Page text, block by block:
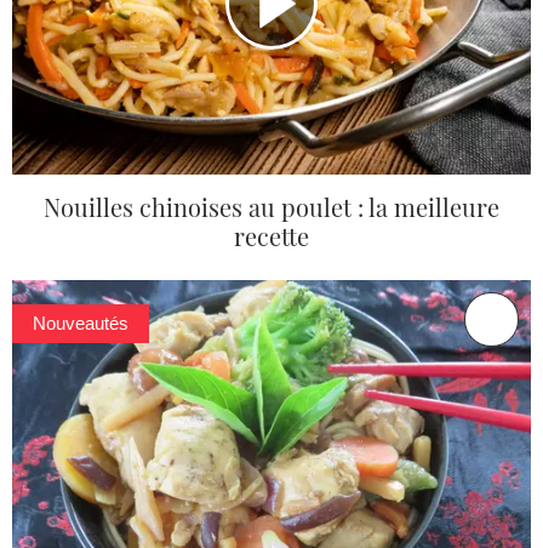
Nouilles chinoises au poulet : la meilleure
recette
Nouveautés